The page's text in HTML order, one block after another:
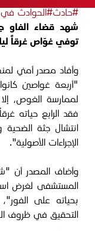
#حادث#الحوادث في
شهد قضاء الفاو
توفي غوّاص غرقاً
"أربعة غواصين
لممارسة الغوص،
فقد الرابع حياته
انتشال جثة
الإجراءات الأصولية".
وأضاف المصدر أن
المستشفى لغرض
بحياته على
التحقيق في ظروف